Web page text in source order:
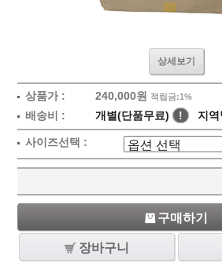
상세보기
상품가 : 240,000원 적립금:1%
배송비 : 개별(단품무료) ! 지역
사이즈선택 :
구매하기
장바구니